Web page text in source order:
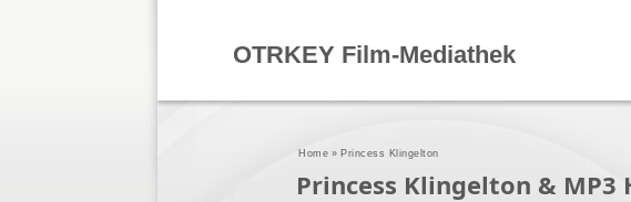
Princess Klingelton &
Home » Princess Klingelton
OTRKEY Film-Mediathek